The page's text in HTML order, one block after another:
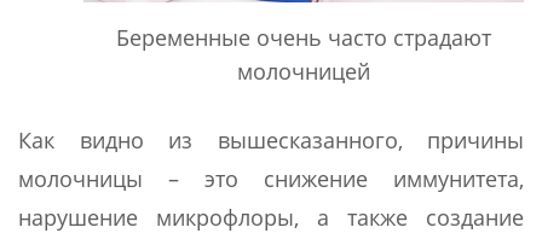
Беременные очень часто страдают
молочницей
Как видно из вышесказанного, причины
молочницы – это снижение иммунитета,
нарушение микрофлоры, а также создание